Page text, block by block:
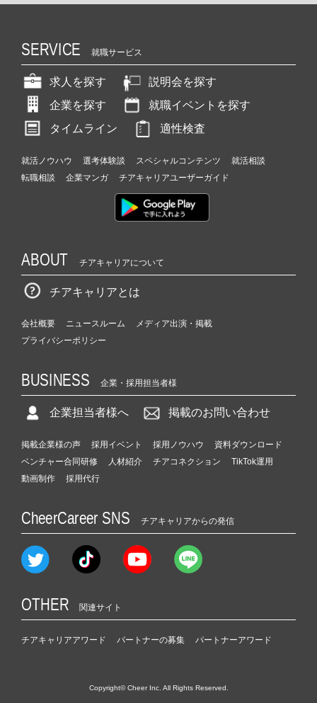
SERVICE 就職サービス
求人を探す
説明会を探す
企業を探す
就職イベントを探す
タイムライン
適性検査
就活ノウハウ 選考体験談 スペシャルコンテンツ
就活相談
転職相談
企業マンガ チアキャリアユーザーガイド
ABOUT チアキャリアについて
チアキャリアとは
会社概要 ニュースルーム
メディア出演・掲載
プライバシーポリシー
BUSINESS 企業・採用担当者様
企業担当者様へ 掲載のお問い合わせ
掲載企業様の声 採用イベント 採用ノウハウ
資料ダウンロード
ベンチャー合同研修
人材紹介 チアコネクション
TikTok運用
動画制作
採用代行
CheerCareer SNS チアキャリアからの発信
OTHER 関連サイト
チアキャリアアワード パートナーの募集 パートナーアワード
Copyright© Cheer Inc. All Rights Reserved.